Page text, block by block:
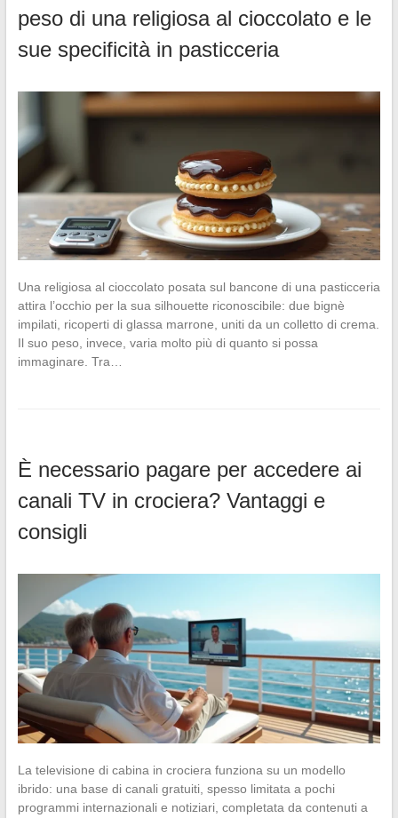
peso di una religiosa al cioccolato e le
sue specificità in pasticceria
Una religiosa al cioccolato posata sul bancone di una pasticceria
attira l’occhio per la sua silhouette riconoscibile: due bignè
impilati, ricoperti di glassa marrone, uniti da un colletto di crema.
Il suo peso, invece, varia molto più di quanto si possa
immaginare. Tra…
È necessario pagare per accedere ai
canali TV in crociera? Vantaggi e
consigli
La televisione di cabina in crociera funziona su un modello
ibrido: una base di canali gratuiti, spesso limitata a pochi
programmi internazionali e notiziari, completata da contenuti a